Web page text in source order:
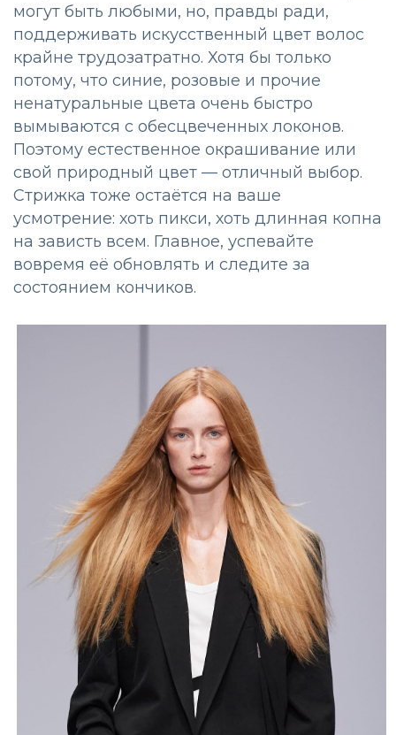
могут быть любыми, но, правды ради,
поддерживать искусственный цвет волос
крайне трудозатратно. Хотя бы только
потому, что синие, розовые и прочие
ненатуральные цвета очень быстро
вымываются с обесцвеченных локонов.
Поэтому естественное окрашивание или
свой природный цвет — отличный выбор.
Стрижка тоже остаётся на ваше
усмотрение: хоть пикси, хоть длинная копна
на зависть всем. Главное, успевайте
вовремя её обновлять и следите за
состоянием кончиков.